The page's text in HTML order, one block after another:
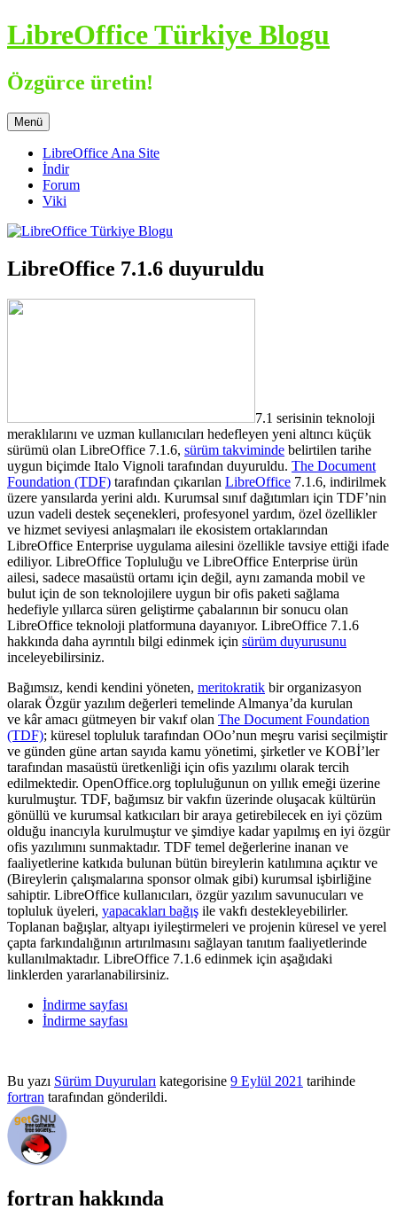
İçeriğe
atla
LibreOffice Türkiye Blogu
Özgürce üretin!
Menü
LibreOffice Ana Site
İndir
Forum
Viki
LibreOffice 7.1.6 duyuruldu
7.1 serisinin teknoloji
meraklılarını ve uzman kullanıcıları hedefleyen yeni altıncı küçük
sürümü olan LibreOffice 7.1.6, sürüm takviminde belirtilen tarihe
uygun biçimde Italo Vignoli tarafından duyuruldu. The Document
Foundation (TDF) tarafından çıkarılan LibreOffice 7.1.6, indirilmek
üzere yansılarda yerini aldı. Kurumsal sınıf dağıtımları için TDF’nin
uzun vadeli destek seçenekleri, profesyonel yardım, özel özellikler
ve hizmet seviyesi anlaşmaları ile ekosistem ortaklarından
LibreOffice Enterprise uygulama ailesini özellikle tavsiye ettiği ifade
ediliyor. LibreOffice Topluluğu ve LibreOffice Enterprise ürün
ailesi, sadece masaüstü ortamı için değil, aynı zamanda mobil ve
bulut için de son teknolojilere uygun bir ofis paketi sağlama
hedefiyle yıllarca süren geliştirme çabalarının bir sonucu olan
LibreOffice teknoloji platformuna dayanıyor. LibreOffice 7.1.6
hakkında daha ayrıntılı bilgi edinmek için sürüm duyurusunu
inceleyebilirsiniz.
Bağımsız, kendi kendini yöneten, meritokratik bir organizasyon
olarak Özgür yazılım değerleri temelinde Almanya’da kurulan
ve kâr amacı gütmeyen bir vakıf olan The Document Foundation
(TDF); küresel topluluk tarafından OOo’nun meşru varisi seçilmiştir
ve günden güne artan sayıda kamu yönetimi, şirketler ve KOBİ’ler
tarafından masaüstü üretkenliği için ofis yazılımı olarak tercih
edilmektedir. OpenOffice.org topluluğunun on yıllık emeği üzerine
kurulmuştur. TDF, bağımsız bir vakfın üzerinde oluşacak kültürün
gönüllü ve kurumsal katkıcıları bir araya getirebilecek en iyi çözüm
olduğu inancıyla kurulmuştur ve şimdiye kadar yapılmış en iyi özgür
ofis yazılımını sunmaktadır. TDF temel değerlerine inanan ve
faaliyetlerine katkıda bulunan bütün bireylerin katılımına açıktır ve
(Bireylerin çalışmalarına sponsor olmak gibi) kurumsal işbirliğine
sahiptir. LibreOffice kullanıcıları, özgür yazılım savunucuları ve
topluluk üyeleri, yapacakları bağış ile vakfı destekleyebilirler.
Toplanan bağışlar, altyapı iyileştirmeleri ve projenin küresel ve yerel
çapta farkındalığının artırılmasını sağlayan tanıtım faaliyetlerinde
kullanılmaktadır. LibreOffice 7.1.6 edinmek için aşağıdaki
linklerden yararlanabilirsiniz.
İndirme sayfası
İndirme sayfası
Bu yazı Sürüm Duyuruları kategorisine 9 Eylül 2021 tarihinde
fortran tarafından gönderildi.
fortran hakkında